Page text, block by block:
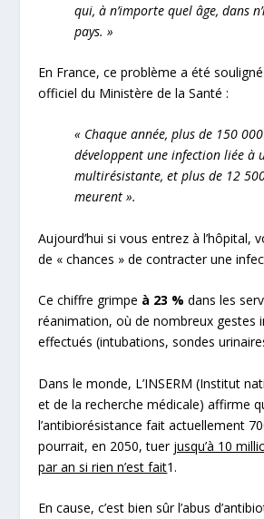
qui, à n’importe quel âge, dans
pays. »
En France, ce problème a été
officiel du Ministère de la Santé :
« Chaque année, plus de 150
développent une infection liée à
multirésistante, et plus de 12
meurent ».
Aujourd’hui si vous entrez à l’hôpital,
de « chances » de contracter une
Ce chiffre grimpe à 23 % dans les
réanimation, où de nombreux gestes
effectués (intubations, sondes
Dans le monde, L’INSERM (Institut
et de la recherche médicale) affirme
l’antibiorésistance fait actuellement
pourrait, en 2050, tuer jusqu’à 10
par an si rien n’est fait1 .
En cause, c’est bien sûr l’abus